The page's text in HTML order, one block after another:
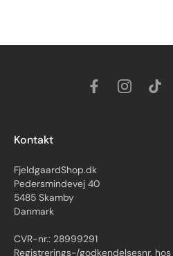
Kontakt
FjeldgaardShop.dk
Pedersmindevej 40
5485 Skamby
Danmark
CVR-nr.: 28999291
Registrerings-/godkendelsesnr.